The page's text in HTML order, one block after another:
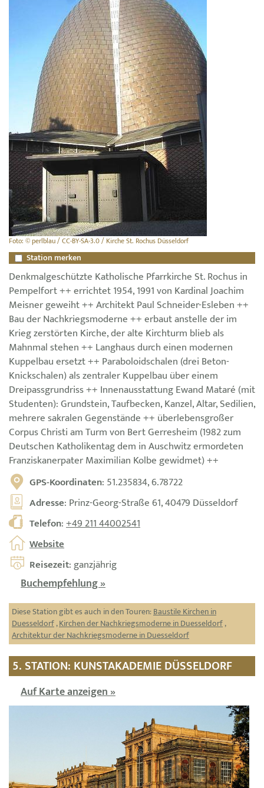
Foto: © perlblau / CC-BY-SA-3.0 / Kirche St. Rochus Düsseldorf
Station merken
Denkmalgeschützte Katholische Pfarrkirche St. Rochus in
Pempelfort ++ errichtet 1954, 1991 von Kardinal Joachim
Meisner geweiht ++ Architekt Paul Schneider-Esleben ++
Bau der Nachkriegsmoderne ++ erbaut anstelle der im
Krieg zerstörten Kirche, der alte Kirchturm blieb als
Mahnmal stehen ++ Langhaus durch einen modernen
Kuppelbau ersetzt ++ Paraboloidschalen (drei Beton-
Knickschalen) als zentraler Kuppelbau über einem
Dreipassgrundriss ++ Innenausstattung Ewand Mataré (mit
Studenten): Grundstein, Taufbecken, Kanzel, Altar, Sedilien,
mehrere sakralen Gegenstände ++ überlebensgroßer
Corpus Christi am Turm von Bert Gerresheim (1982 zum
Deutschen Katholikentag dem in Auschwitz ermordeten
Franziskanerpater Maximilian Kolbe gewidmet) ++
GPS-Koordinaten: 51.235834, 6.78722
Adresse: Prinz-Georg-Straße 61, 40479 Düsseldorf
Telefon:+49 211 44002541
Website
Reisezeit: ganzjährig
Buchempfehlung »
Diese Station gibt es auch in den Touren:Baustile Kirchen in
Duesseldorf,Kirchen der Nachkriegsmoderne in Duesseldorf,
Architektur der Nachkriegsmoderne in Duesseldorf
5. STATION: KUNSTAKADEMIE DÜSSELDORF
Auf Karte anzeigen »